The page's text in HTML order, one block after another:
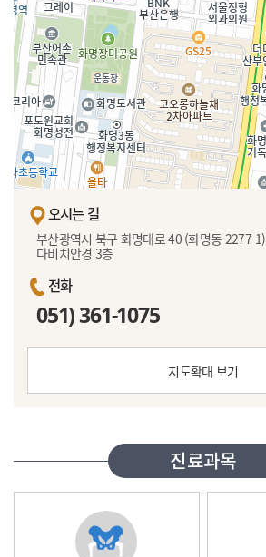
오시는 길
부산광역시 북구 화명대로 40 (화명동 2277-1)
다비치안경 3층
전화
051) 361-1075
지도확대 보기
진료과목